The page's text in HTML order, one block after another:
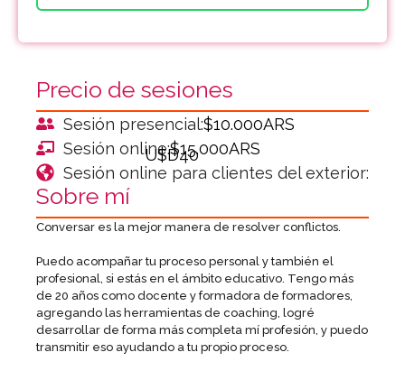
Precio de sesiones
Sesión presencial:$10.000ARS
Sesión online:$15.000ARS
Sesión online para clientes del exterior:
U$D40
Sobre mí
Conversar es la mejor manera de resolver conflictos.
Puedo acompañar tu proceso personal y también el
profesional, si estás en el ámbito educativo. Tengo más
de 20 años como docente y formadora de formadores,
agregando las herramientas de coaching, logré
desarrollar de forma más completa mí profesión, y puedo
transmitir eso ayudando a tu propio proceso.